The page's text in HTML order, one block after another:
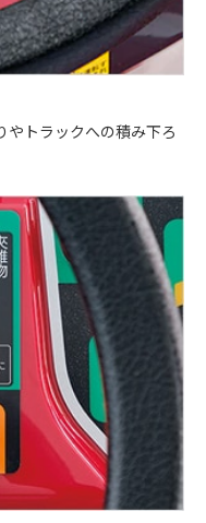
トラックへの積み下ろ